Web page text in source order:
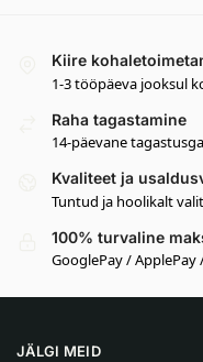
Kiire
1-3 tööpäeva jooksul
Raha tagastamine
14-päevane
Kvaliteet ja
Tuntud ja hoolikalt
100% turvaline
GooglePay / ApplePay
JÄLGI MEID